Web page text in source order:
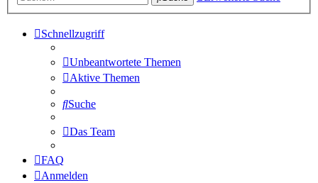
Schnellzugriff
Unbeantwortete Themen
Aktive Themen
Suche
Das Team
FAQ
Anmelden